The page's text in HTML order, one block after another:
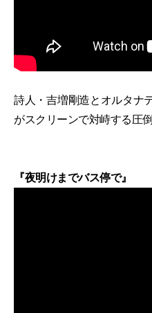
詩人・吉増剛造とオルタナ
がスクリーンで対峙する圧
『夜明けまでバス停で』